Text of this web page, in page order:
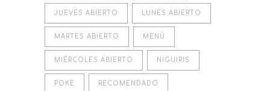
JUEVES ABIERTO LUNES ABIERTO
MARTES ABIERTO MENÚ
MIÉRCOLES ABIERTO NIGUIRIS
POKE RECOMENDADO